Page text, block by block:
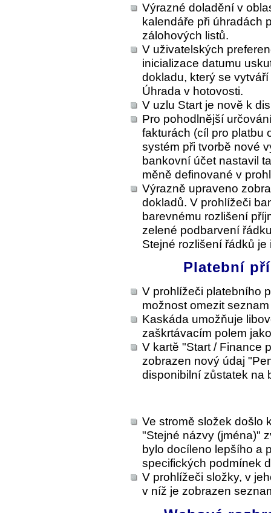
Výrazné doladění v
kalendáře při úhradách
zálohových listů.
V uživatelských
inicializace datumu
dokladu, který se
Úhrada v hotovosti.
V uzlu Start je nově k
Pro pohodlnější
fakturách (cíl pro platbu
systém při tvorbě nové
bankovní účet nastavil
měně definované v
Výrazně upraveno
dokladů. V prohlížeči
barevnému rozlišení
zelené podbarvení
Stejné rozlišení řádků
Platební
V prohlížeči platebního
možnost omezit
Kaskáda umožňuje
zaškrtávacím polem
V kartě "Start / Finance
zobrazen nový údaj
disponibilní zůstatek na
Ve stromě složek došlo
"Stejné názvy (jména)"
bylo docíleno lepšího a
specifických podmínek
V prohlížeči složky, v
v níž je zobrazen